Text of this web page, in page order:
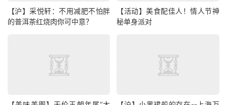
【沪】采悦轩：不用减肥不怕胖
的普洱茶红烧肉你可中意？
【活动】美食配佳人！情人节神
秘单身派对